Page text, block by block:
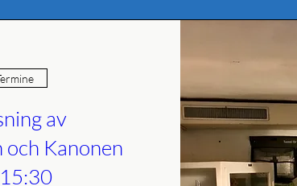
av
Kanonen